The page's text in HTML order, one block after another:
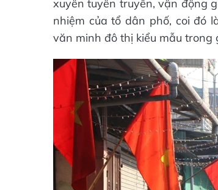
xuyên tuyên truyền, vận động
nhiệm của tổ dân phố, coi đó
văn minh đô thị kiểu mẫu trong